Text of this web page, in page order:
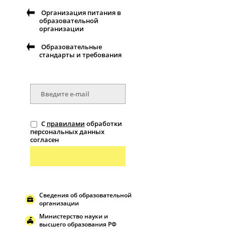
Организация питания в
образовательной
организации
Образовательные
стандарты и требования
С правилами обработки
персональных данных
согласен
Сведения об образовательной
организации
Министерство науки и
высшего образования РФ